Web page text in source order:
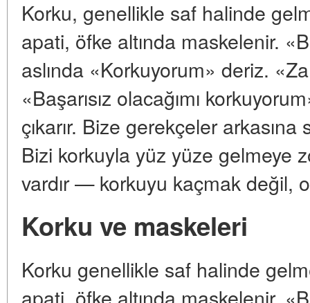
Korku, genellikle saf halinde
apati, öfke altında maskelenir.
aslında «Korkuyorum» deriz.
«Başarısız olacağımı
çıkarır. Bize gerekçeler
Bizi korkuyla yüz yüze gelmeye
vardır — korkuyu kaçmak değil,
Korku ve maskeleri
Korku genellikle saf halinde
apati, öfke altında maskelenir.